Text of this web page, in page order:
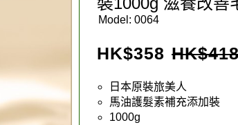
Model: 0064
HK$358 HK$
日本原裝旅美人
馬油護髮素補充添加裝
1000g